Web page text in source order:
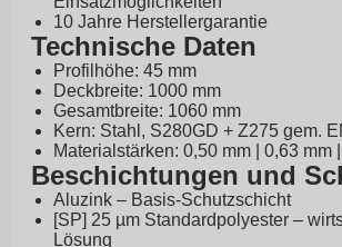
10 Jahre Herstellergarantie
Technische Daten
Profilhöhe: 45 mm
Deckbreite: 1000 mm
Gesamtbreite: 1060 mm
Kern: Stahl, S280GD + Z275 gem.
Materialstärken: 0,50 mm | 0,63 mm
Beschichtungen und
Aluzink – Basis-Schutzschicht
[SP] 25 µm Standardpolyester –
Lösung